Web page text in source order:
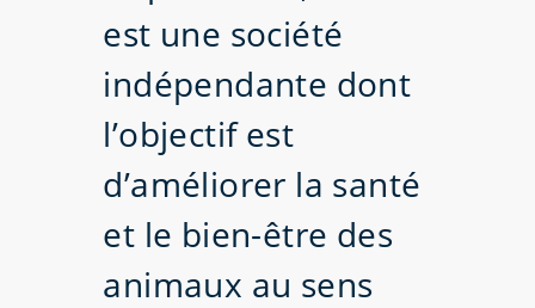
est une société
indépendante dont
l’objectif est
d’améliorer la santé
et le bien-être des
animaux au sens